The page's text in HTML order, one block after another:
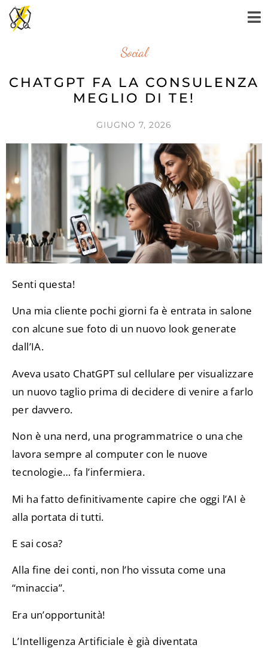
Social
CHATGPT FA LA CONSULENZA
MEGLIO DI TE!
GIUGNO 7, 2026
Senti questa!
Una mia cliente pochi giorni fa è entrata in salone
con alcune sue foto di un nuovo look generate
dall’IA.
Aveva usato ChatGPT sul cellulare per visualizzare
un nuovo taglio prima di decidere di venire a farlo
per davvero.
Non è una nerd, una programmatrice o una che
lavora sempre al computer con le nuove
tecnologie… fa l’infermiera.
Mi ha fatto definitivamente capire che oggi l’AI è
alla portata di tutti.
E sai cosa?
Alla fine dei conti, non l’ho vissuta come una
“minaccia”.
Era un’opportunità!
L’Intelligenza Artificiale è già diventata